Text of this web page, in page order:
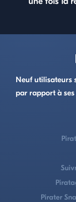
Neuf utilisateurs
par rapport à ses
Pirater